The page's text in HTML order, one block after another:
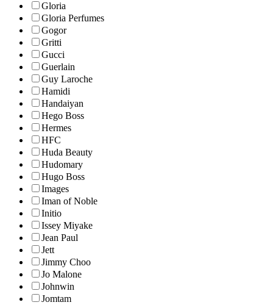
Gloria
Gloria Perfumes
Gogor
Gritti
Gucci
Guerlain
Guy Laroche
Hamidi
Handaiyan
Hego Boss
Hermes
HFC
Huda Beauty
Hudomary
Hugo Boss
Images
Iman of Noble
Initio
Issey Miyake
Jean Paul
Jett
Jimmy Choo
Jo Malone
Johnwin
Jomtam